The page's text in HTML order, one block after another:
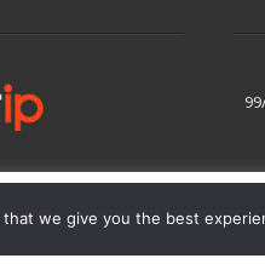
โดยสามารถศึกษารายละเอียดเ
we give you the best